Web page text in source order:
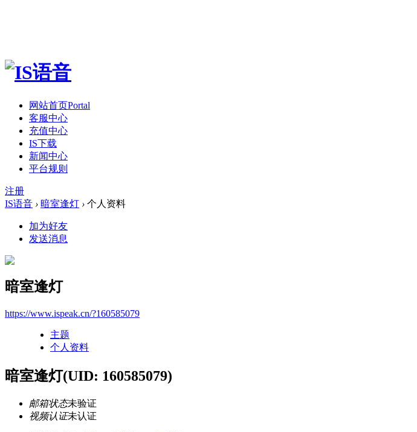
网站首页Portal
客服中心
充值中心
IS下载
新闻中心
平台规则
注册
IS语音 › 暗室逢灯 › 个人资料
加为好友
发送消息
暗室逢灯
https://www.ispeak.cn/?160585079
主题
个人资料
暗室逢灯(UID: 160585079)
邮箱状态未验证
视频认证未认证